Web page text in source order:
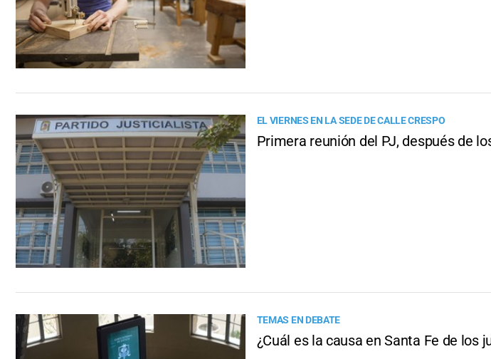
EL VIERNES EN LA SEDE DE CALLE CRESPO
Primera reunión del PJ, después de
TEMAS EN DEBATE
¿Cuál es la causa en Santa Fe de los